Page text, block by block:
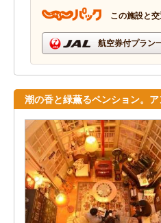
この施設と
航空券付プラン
潮の香と緑薫るペンション。